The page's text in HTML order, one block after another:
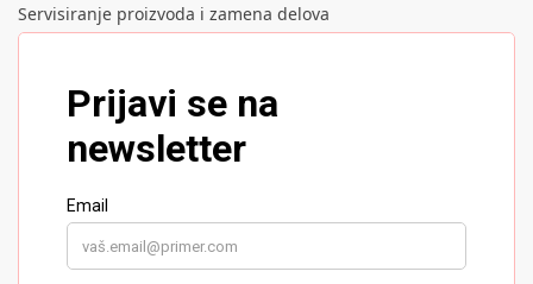
Servisiranje proizvoda i zamena delova